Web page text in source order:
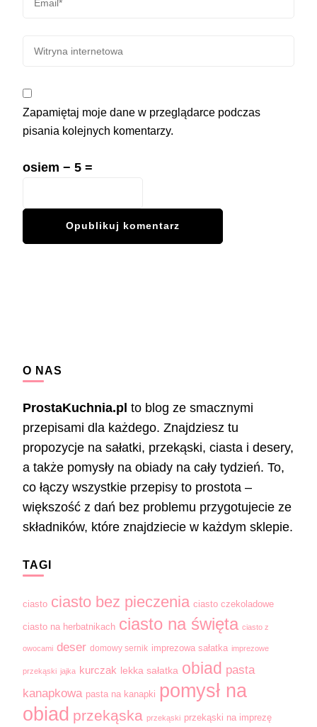
Zapamiętaj moje dane w przeglądarce podczas
pisania kolejnych komentarzy.
osiem − 5 =
O NAS
ProstaKuchnia.pl to blog ze smacznymi
przepisami dla każdego. Znajdziesz tu
propozycje na sałatki, przekąski, ciasta i desery,
a także pomysły na obiady na cały tydzień. To,
co łączy wszystkie przepisy to prostota –
większość z dań bez problemu przygotujecie ze
składników, które znajdziecie w każdym sklepie.
TAGI
ciasto ciasto bez pieczenia ciasto czekoladowe
ciasto na herbatnikach ciasto na święta ciasto z
owocami deser domowy sernik imprezowa sałatka imprezowe
przekąski jajka kurczak lekka sałatka obiad pasta
kanapkowa pasta na kanapki pomysł na
obiad przekąska przekąski przekąski na imprezę